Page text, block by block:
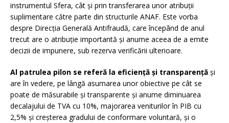
instrumentul Sfera, cât și prin transferarea unor atribuții
suplimentare către parte din structurile ANAF. Este vorba
despre Direcția Generală Antifraudă, care începând de anul
trecut are o atribuție importantă și anume aceea de a emite
decizii de impunere, sub rezerva verificării ulterioare.
Al patrulea pilon se referă la eficiență și transparență și
are în vedere, pe lângă asumarea unor obiective pe cât se
poate de măsurabile și transparente și anume diminuarea
decalajului de TVA cu 10%, majorarea veniturilor în PIB cu
2,5% și creșterea gradului de conformare voluntară, și o